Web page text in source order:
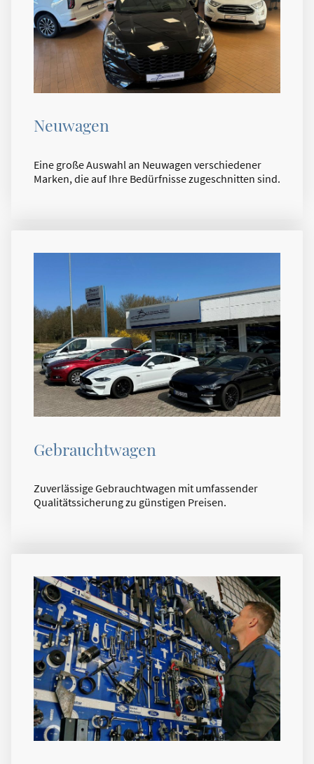
Neuwagen
Eine große Auswahl an Neuwagen verschiedener
Marken, die auf Ihre Bedürfnisse zugeschnitten sind.
Gebrauchtwagen
Zuverlässige Gebrauchtwagen mit umfassender
Qualitätssicherung zu günstigen Preisen.